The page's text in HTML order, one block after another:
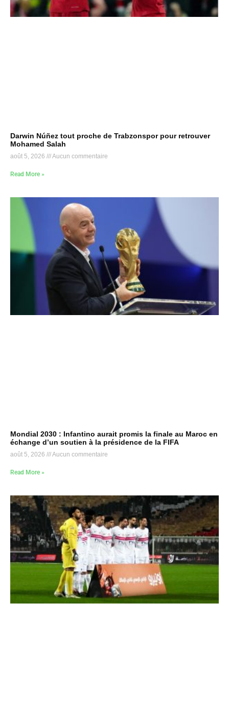
Darwin Núñez tout proche de Trabzonspor pour retrouver
Mohamed Salah
août 5, 2026 Aucun commentaire
Read More »
Mondial 2030 : Infantino aurait promis la finale au Maroc en
échange d’un soutien à la présidence de la FIFA
août 5, 2026 Aucun commentaire
Read More »